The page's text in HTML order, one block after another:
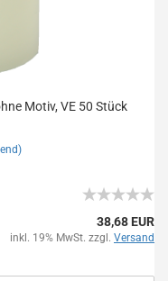
Motiv, VE 50 Stück
38,68 EUR
inkl. 19% MwSt. zzgl. Versand